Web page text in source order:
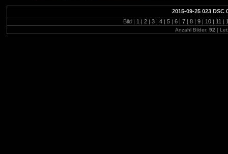
2015-09-25 023 DSC
Bild | 1 | 2 | 3 | 4 | 5 | 6 | 7 | 8 | 9 | 10 | 11 |
Anzahl Bilder:92 |